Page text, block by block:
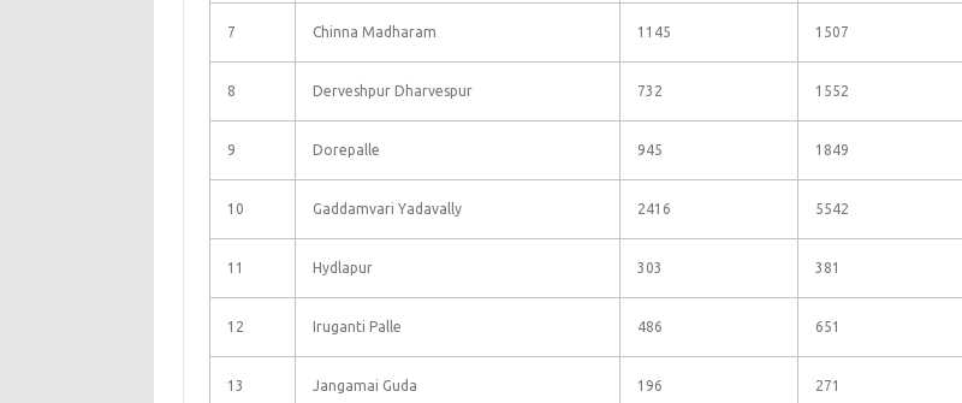
7 Chinna Madharam 1145 1507
8 Derveshpur Dharvespur 732 1552
9 Dorepalle 945 1849
10 Gaddamvari Yadavally 2416 5542
11 Hydlapur 303 381
12 Iruganti Palle 486 651
13 Jangamai Guda 196 271